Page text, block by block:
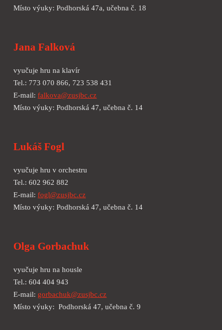
Místo výuky: Podhorská 47a, učebna č. 18
Jana Falková
vyučuje hru na klavír
Tel.: 773 070 866, 723 538 431
E-mail:falkova@zusjbc.cz
Místo výuky: Podhorská 47, učebna č. 14
Lukáš Fogl
vyučuje hruv orchestru
Tel.: 602 962 882
E-mail:fogl@zusjbc.cz
Místo výuky: Podhorská 47, učebna č. 14
Olga Gorbachuk
vyučujehru na housle
Tel.:604 404 943
E-mail: gorbachuk@zusjbc.cz
Místo výuky:Podhorská 47, učebna č. 9